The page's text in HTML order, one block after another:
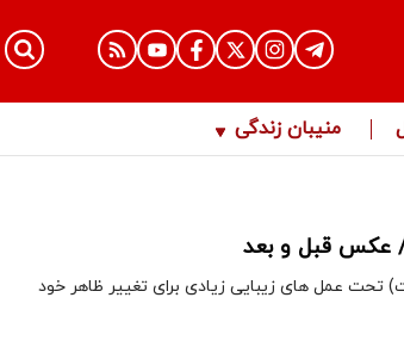
منیبان زندگی
عکس قبل و بعد
عمل های زیبایی زیادی برای تغییر ظاهر خود